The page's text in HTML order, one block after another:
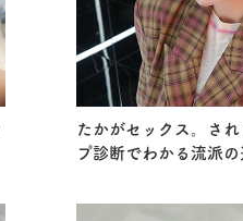
たかがセックス。さ
プ診断でわかる流派